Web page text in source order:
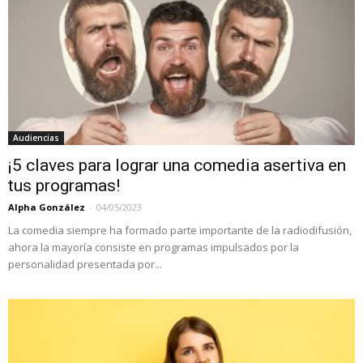
Audiencias
¡5 claves para lograr una comedia asertiva en
tus programas!
Alpha González - 04/05/2023
La comedia siempre ha formado parte importante de la radiodifusión,
ahora la mayoría consiste en programas impulsados ​​por la
personalidad presentada por...